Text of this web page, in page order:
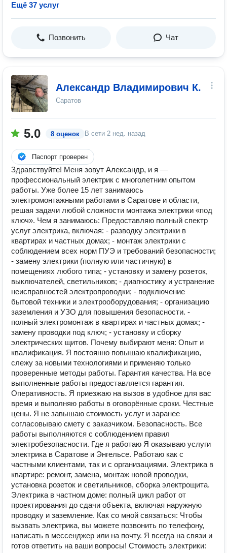
Ещё 37 услуг
Позвонить Чат
Александр Владимирович К.
Саратов
5.0 8 оценок В сети 2 нед. назад
Паспорт проверен
Здравствуйте! Меня зовут Александр, и я —
профессиональный электрик с многолетним опытом
работы. Уже более 15 лет занимаюсь
электромонтажными работами в Саратове и области,
решая задачи любой сложности монтажа электрики «под
ключ». Чем я занимаюсь: Предоставляю полный спектр
услуг электрика, включая: - разводку электрики в
квартирах и частных домах; - монтаж электрики с
соблюдением всех норм ПУЭ и требований безопасности;
- замену электрики (полную или частичную) в
помещениях любого типа; - установку и замену розеток,
выключателей, светильников; - диагностику и устранение
неисправностей электропроводки; - подключение
бытовой техники и электрооборудования; - организацию
заземления и УЗО для повышения безопасности. -
полный электромонтаж в квартирах и частных домах; -
замену проводки под ключ; - установку и сборку
электрических щитов. Почему выбирают меня: Опыт и
квалификация. Я постоянно повышаю квалификацию,
слежу за новыми технологиями и применяю только
проверенные методы работы. Гарантия качества. На все
выполненные работы предоставляется гарантия.
Оперативность. Я приезжаю на вызов в удобное для вас
время и выполняю работы в оговорённые сроки. Честные
цены. Я не завышаю стоимость услуг и заранее
согласовываю смету с заказчиком. Безопасность. Все
работы выполняются с соблюдением правил
электробезопасности. Где я работаю Я оказываю услуги
электрика в Саратове и Энгельсе. Работаю как с
частными клиентами, так и с организациями. Электрика в
квартире: ремонт, замена, монтаж новой проводки,
установка розеток и светильников, сборка электрощита.
Электрика в частном доме: полный цикл работ от
проектирования до сдачи объекта, включая наружную
проводку и заземление. Как со мной связаться: Чтобы
вызвать электрика, вы можете позвонить по телефону,
написать в мессенджер или на почту. Я всегда на связи и
готов ответить на ваши вопросы! Стоимость электрики: